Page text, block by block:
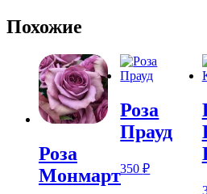
Похожие
Розa
Монмарт
Розa
Прауд
350₽